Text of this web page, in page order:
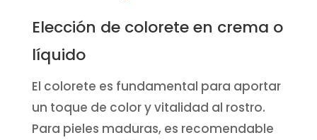
Elección de colorete en crema o
líquido
El colorete es fundamental para aportar
un toque de color y vitalidad al rostro.
Para pieles maduras, es recomendable